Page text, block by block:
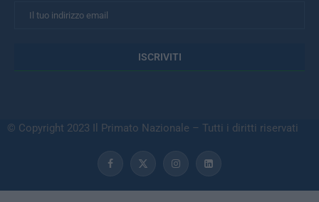
© Copyright 2023 Il Primato Nazionale – Tutti i diritti riservati